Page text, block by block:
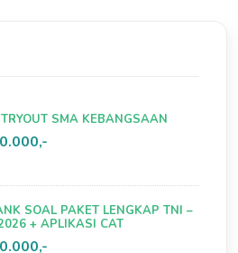
SMA KEBANGSAAN
SOAL PAKET LENGKAP TNI –
+ APLIKASI CAT